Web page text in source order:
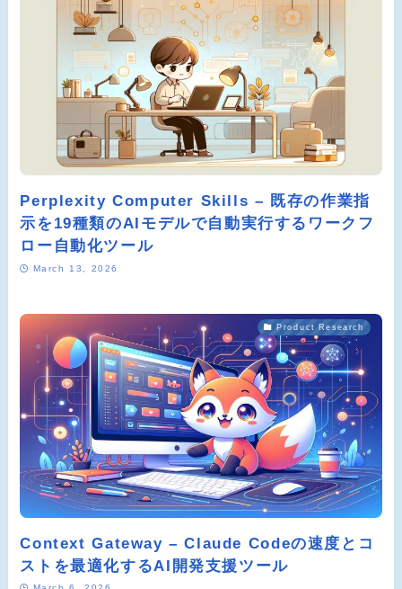
Perplexity Computer Skills – 既存の作業指
示を19種類のAIモデルで自動実行するワークフ
ロー自動化ツール
March 13, 2026
Product Research
Context Gateway – Claude Codeの速度とコ
ストを最適化するAI開発支援ツール